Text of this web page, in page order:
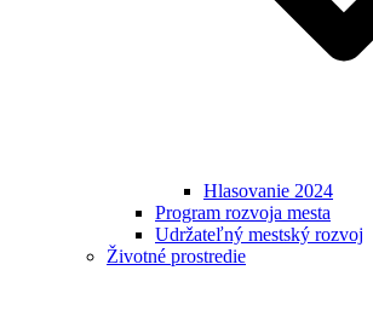
Hlasovanie 2024
Program rozvoja mesta
Udržateľný mestský rozvoj
Životné prostredie